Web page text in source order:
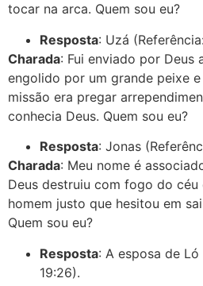
tocar na arca. Quem sou eu?
Resposta: Uzá
Charada: Fui enviado por Deus
engolido por um grande peixe
missão era pregar
conhecia Deus. Quem sou eu?
Resposta: Jonas
Charada: Meu nome é
Deus destruiu com fogo do céu
homem justo que hesitou em
Quem sou eu?
Resposta: A esposa de Ló
19:26).